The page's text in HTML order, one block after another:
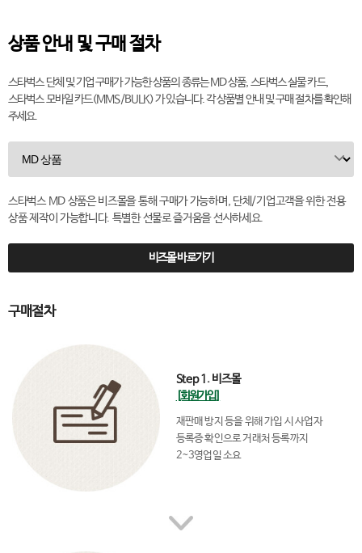
상품 안내 및 구매 절차
스타벅스 단체 및 기업 구매가 가능한 상품의 종류는 MD 상품, 스타벅스 실물 카드,
스타벅스 모바일 카드(MMS/BULK) 가 있습니다. 각 상품별 안내 및 구매 절차를 확인해
주세요.
스타벅스 MD 상품은 비즈몰을 통해 구매가 가능하며, 단체/기업고객을 위한 전용
상품 제작이 가능합니다. 특별한 선물로 즐거움을 선사하세요.
비즈몰 바로가기
구매절차
Step 1. 비즈몰
[회원가입]
재판매 방지 등을 위해 가입 시 사업자
등록증 확인으로 거래처 등록까지
2~3영업일 소요